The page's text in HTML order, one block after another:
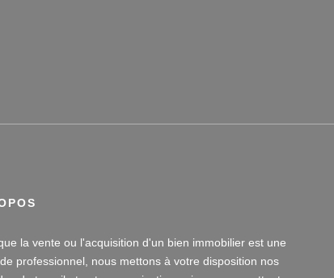
la vente ou l'acquisition d'un bien immobilier est une
professionnel, nous mettons à votre disposition nos